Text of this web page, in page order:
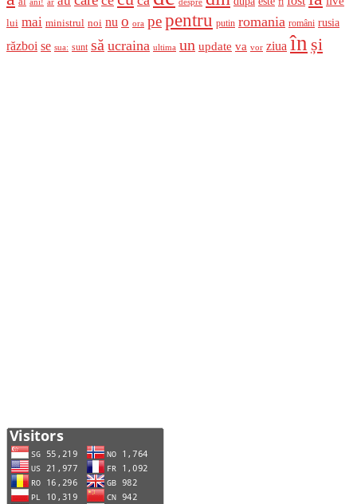
lui mai ministrul noi nu o ora pepentru putin romania români rusia
război se sua: sunt să ucraina ultima un update va vor ziua în și